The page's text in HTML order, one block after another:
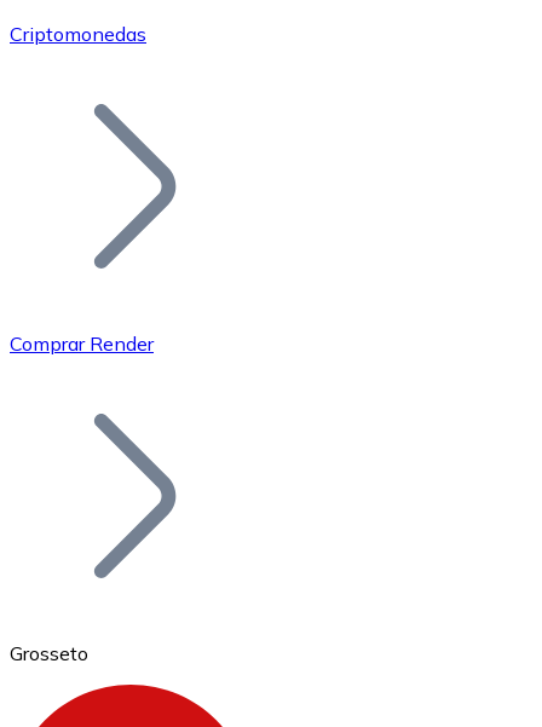
Únete a nuestra red de distribuidores.
Añade tu proyecto a nuestro ecosistema.
Bitcoin
Criptomonedas
Comprar Render
Grosseto